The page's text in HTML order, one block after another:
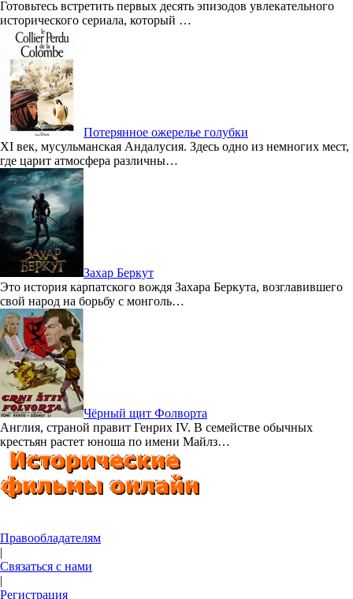
Готовьтесь встретить первых десять эпизодов увлекательного
исторического сериала, который …
Потерянное ожерелье голубки
XI век, мусульманская Андалусия. Здесь одно из немногих мест,
где царит атмосфера различны…
Захар Беркут
Это история карпатского вождя Захара Беркута, возглавившего
свой народ на борьбу с монголь…
Чёрный щит Фолворта
Англия, страной правит Генрих IV. В семействе обычных
крестьян растет юноша по имени Майлз…
Правообладателям
|
Связаться с нами
|
Регистрация